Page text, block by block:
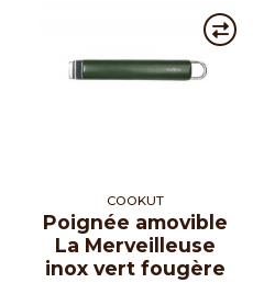
COOKUT
Poignée amovible
La Merveilleuse
inox vert fougère